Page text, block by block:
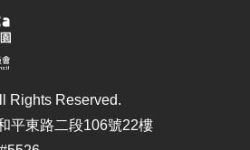
Rights Reserved.
平東路二段106號22樓